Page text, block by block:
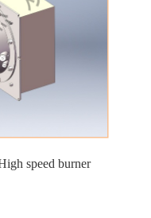
speed burner